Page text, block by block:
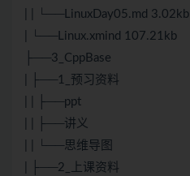
| | └──LinuxDay05.md 3.02kb
| └──Linux.xmind 107.21kb
├──3_CppBase
| ├──1_预习资料
| | ├──ppt
| | ├──讲义
| | └──思维导图
| ├──2_上课资料